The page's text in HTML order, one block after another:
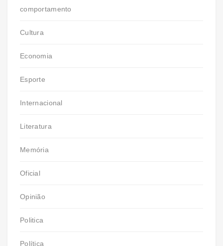
comportamento
Cultura
Economia
Esporte
Internacional
Literatura
Memória
Oficial
Opinião
Politica
Política